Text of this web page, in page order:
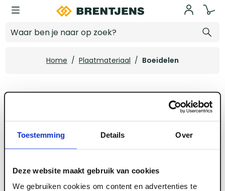
Toestemming Details Over
Deze website maakt gebruik van cookies
We gebruiken cookies om content en advertenties te
Ga naar hoofdinhoud
Home / Plaatmateriaal / Boeidelen
Boeidelen